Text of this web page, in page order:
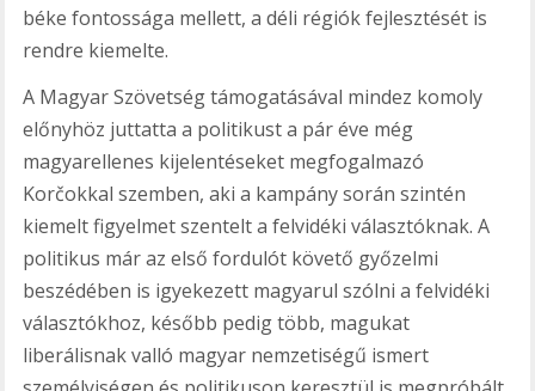
béke fontossága mellett, a déli régiók fejlesztését is
rendre kiemelte.
A Magyar Szövetség támogatásával mindez komoly
előnyhöz juttatta a politikust a pár éve még
magyarellenes kijelentéseket megfogalmazó
Korčokkal szemben, aki a kampány során szintén
kiemelt figyelmet szentelt a felvidéki választóknak. A
politikus már az első fordulót követő győzelmi
beszédében is igyekezett magyarul szólni a felvidéki
választókhoz, később pedig több, magukat
liberálisnak valló magyar nemzetiségű ismert